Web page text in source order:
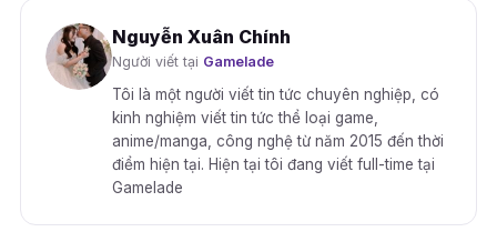
Nguyễn Xuân Chính
Người viết tại Gamelade
Tôi là một người viết tin tức chuyên nghiệp, có
kinh nghiệm viết tin tức thể loại game,
anime/manga, công nghệ từ năm 2015 đến thời
điểm hiện tại. Hiện tại tôi đang viết full-time tại
Gamelade